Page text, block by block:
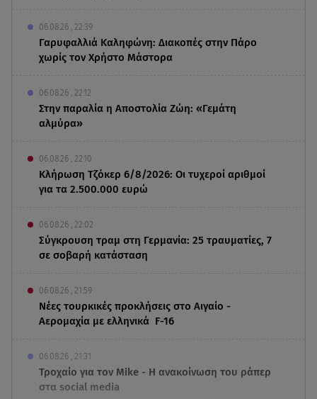
06.08.26 , 22:39
Γαρυφαλλιά Καληφώνη: Διακοπές στην Πάρο
χωρίς τον Χρήστο Μάστορα
06.08.26 , 22:12
Στην παραλία η Αποστολία Ζώη: «Γεμάτη
αλμύρα»
06.08.26 , 22:10
Κλήρωση Τζόκερ 6/8/2026: Οι τυχεροί αριθμοί
για τα 2.500.000 ευρώ
06.08.26 , 22:02
Σύγκρουση τραμ στη Γερμανία: 25 τραυματίες, 7
σε σοβαρή κατάσταση
06.08.26 , 21:59
Νέες τουρκικές προκλήσεις στο Αιγαίο -
Αερομαχία με ελληνικά F-16
06.08.26 , 21:31
Τροχαίο για τον Mike - Η ανακοίνωση του ράπερ
στα social media